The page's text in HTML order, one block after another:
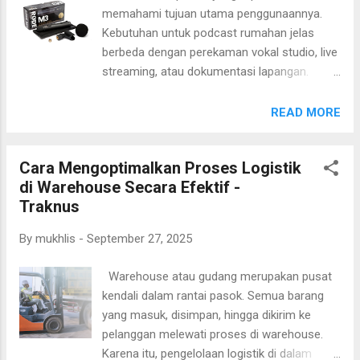
tidak diturunkan dari besaran lain. Anda bisa
membayangkannya sebagai "alfabet" dalam bahasa fisika.
Sama seperti kata-kata yang tersusun dari huruf, besaran-
memahami tujuan utama penggunaannya.
Kebutuhan untuk podcast rumahan jelas
berbeda dengan perekaman vokal studio, live
streaming, atau dokumentasi lapangan.
mempersempit pilihan tanpa terjebak pada
signifikan. Ruangan bergema akan
memperkuat pantulan, sedangkan lokasi luar
yang lebih “forgiving” terhadap noise bisa
menentukan karakter tangkapan. Mic dinamik
biasanya lebih tahan terhadap kebisingan dan
cocok untuk panggung atau ruangan belum
ter-treatment. Mic kondensor lebih sensitif
READ MORE
Cara Mengoptimalkan Proses Logistik
di Warehouse Secara Efektif -
Traknus
By mukhlis - September 27, 2025
Warehouse atau gudang merupakan pusat
kendali dalam rantai pasok. Semua barang
yang masuk, disimpan, hingga dikirim ke
pelanggan melewati proses di warehouse.
Karena itu, pengelolaan logistik di dalam